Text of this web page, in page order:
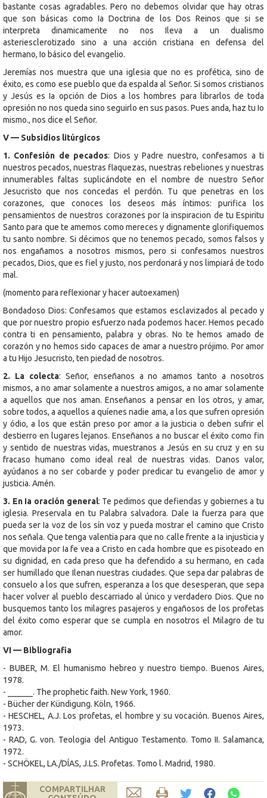
bastante cosas agradables. Pero no debemos olvidar que hay otras
que son básicas como Ia Doctrina de los Dos Reinos que si se
interpreta dinamicamente no nos Ileva a un dualismo
asteriesclerotizado sino a una acción cristiana en defensa del
hermano, Io básico del evangelio.
Jeremías nos muestra que una iglesia que no es profética, sino de
éxito, es como ese pueblo que da espalda al Señor. Si somos cristianos
y Jesús es Ia opción de Dios a los hombres para librarlos de toda
opresión no nos queda sino seguirlo en sus pasos. Pues anda, haz tu Io
mismo., nos dice el Señor.
V — Subsidios litúrgicos
1. Confesión de pecados: Dios y Padre nuestro, confesamos a ti
nuestros pecados, nuestras flaquezas, nuestras rebeliones y nuestras
innumerables faltas suplicándote en el nombre de nuestro Señor
Jesucristo que nos concedas el perdón. Tu que penetras en los
corazones, que conoces los deseos más íntimos: purifica los
pensamientos de nuestros corazones por Ia inspiracion de tu Espiritu
Santo para que te amemos como mereces y dignamente glorifiquemos
tu santo nombre. Si décimos que no tenemos pecado, somos falsos y
nos engañamos a nosotros mismos, pero si confesamos nuestros
pecados, Dios, que es fiel y justo, nos perdonará y nos limpiará de todo
mal.
(momento para reflexionar y hacer autoexamen)
Bondadoso Dios: Confesamos que estamos esclavizados al pecado y
que por nuestro propio esfuerzo nada podemos hacer. Hemos pecado
contra ti en pensamiento, palabra y obras. No te hemos amado de
corazón y no hemos sido capaces de amar a nuestro prójimo. Por amor
a tu Hijo Jesucristo, ten piedad de nosotros.
2. La colecta: Señor, enseñanos a no amamos tanto a nosotros
mismos, a no amar solamente a nuestros amigos, a no amar solamente
a aquellos que nos aman. Enseñanos a pensar en los otros, y amar,
sobre todos, a aquellos a quíenes nadie ama, a los que sufren opresión
y ódio, a los que están preso por amor a Ia justicia o deben sufrir el
destierro en lugares lejanos. Enseñanos a no buscar el éxito como fin
y sentido de nuestras vidas, muestranos a Jesús en su cruz y en su
fracaso humano como ideal real de nuestras vidas. Danos valor,
ayúdanos a no ser cobarde y poder predicar tu evangelio de amor y
justicia. Amén.
3. En Ia oración general: Te pedimos que defiendas y gobiernes a tu
iglesia. Preservala en tu Palabra salvadora. Dale Ia fuerza para que
pueda ser Ia voz de los sín voz y pueda mostrar el camino que Cristo
nos señala. Que tenga valentia para que no calle frente a Ia injusticia y
que movida por Ia fe vea a Cristo en cada hombre que es pisoteado en
su dignidad, en cada preso que ha defendido a su hermano, en cada
ser humillado que Ilenan nuestras ciudades. Que sepa dar palabras de
consuelo a los que sufren, esperanza a los que desesperan, que sepa
hacer volver al pueblo descarriado al único y verdadero Dios. Que no
busquemos tanto los milagres pasajeros y engañosos de los profetas
del éxito como esperar que se cumpla en nosotros el Milagro de tu
amor.
VI — Bibliografia
- BUBER, M. El humanismo hebreo y nuestro tiempo. Buenos Aires,
1978.
- ______. The prophetic faith. New York, 1960.
- Bücher der Kündigung. Köln, 1966.
- HESCHEL, A.J. Los profetas, el hombre y su vocación. Buenos Aires,
1973.
- RAD, G. von. Teologia del Antiguo Testamento. Tomo II. Salamanca,
1972.
- SCHÖKEL, LA./DÍAS, J.LS. Profetas. Tomo l. Madrid, 1980.
COMPARTILHAR